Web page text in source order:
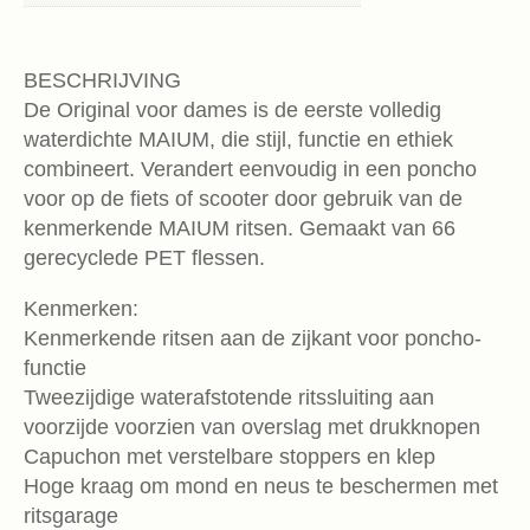
BESCHRIJVING
De Original voor dames is de eerste volledig
waterdichte MAIUM, die stijl, functie en ethiek
combineert. Verandert eenvoudig in een poncho
voor op de fiets of scooter door gebruik van de
kenmerkende MAIUM ritsen. Gemaakt van 66
gerecyclede PET flessen.
Kenmerken:
Kenmerkende ritsen aan de zijkant voor poncho-
functie
Tweezijdige waterafstotende ritssluiting aan
voorzijde voorzien van overslag met drukknopen
Capuchon met verstelbare stoppers en klep
Hoge kraag om mond en neus te beschermen met
ritsgarage